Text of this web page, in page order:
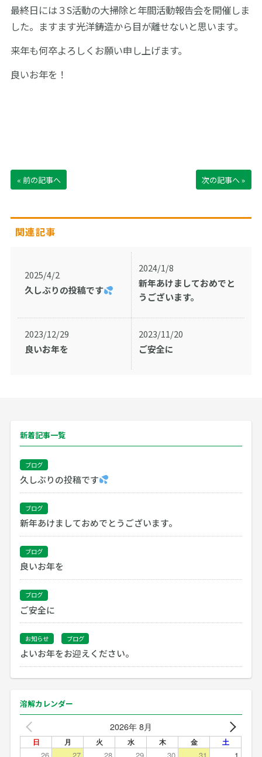
最終日には３S活動の大掃除と年間活動報告会を開催しま
した。ますます光洋鋳造から目が離せないと思います。
来年も何卒よろしくお願い申し上げます。
良いお年を！
« 前の記事へ 次の記事へ »
関連記事
2025/4/2
久しぶりの投稿です
2024/1/8
新年あけましておめでと
うございます。
2023/12/29
良いお年を
2023/11/20
ご安全に
新着記事一覧
ブログ
久しぶりの投稿です
ブログ
新年あけましておめでとうございます。
ブログ
良いお年を
ブログ
ご安全に
お知らせ ブログ
よいお年をお迎えください。
溶解カレンダー
2026年 8月
日 月 火 水 木 金 土
26 27 28 29 30 31 1